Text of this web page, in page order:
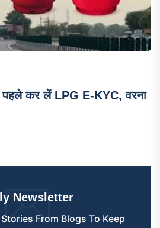
कर लें LPG E-KYC, वरना
Newsletter
From Blogs To Keep